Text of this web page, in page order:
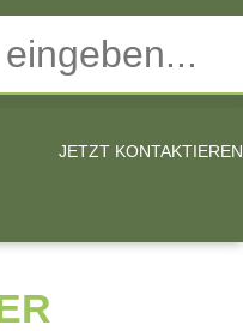
JETZT KONTAKTIEREN